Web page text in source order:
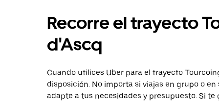
Recorre el trayecto
d'Ascq
Cuando utilices Uber para el trayecto
disposición. No importa si viajas en grupo o
adapte a tus necesidades y presupuesto. Si